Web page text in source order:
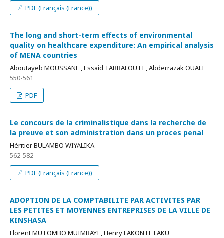
PDF (Français (France))
The long and short-term effects of environmental
quality on healthcare expenditure: An empirical analysis
of MENA countries
Aboutayeb MOUSSANE , Essaid TARBALOUTI , Abderrazak OUALI
550-561
PDF
Le concours de la criminalistique dans la recherche de
la preuve et son administration dans un proces penal
Héritier BULAMBO WIYALIKA
562-582
PDF (Français (France))
ADOPTION DE LA COMPTABILITE PAR ACTIVITES PAR
LES PETITES ET MOYENNES ENTREPRISES DE LA VILLE DE
KINSHASA
Florent MUTOMBO MUIMBAYI , Henry LAKONTE LAKU